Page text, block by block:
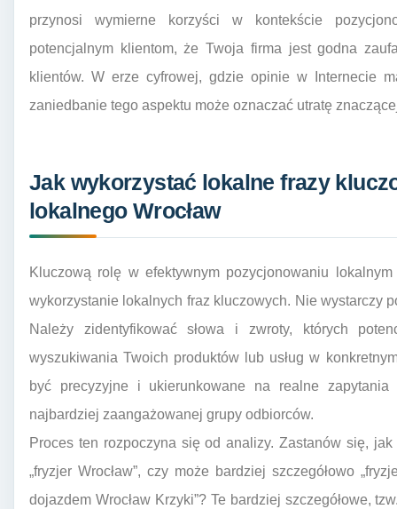
przynosi wymierne korzyści w kontekście
potencjalnym klientom, że Twoja firma jest godna
klientów. W erze cyfrowej, gdzie opinie w Internecie
zaniedbanie tego aspektu może oznaczać utratę
Jak wykorzystać lokalne frazy
lokalnego Wrocław
Kluczową rolę w efektywnym pozycjonowaniu
wykorzystanie lokalnych fraz kluczowych. Nie wystarczy
Należy zidentyfikować słowa i zwroty, których
wyszukiwania Twoich produktów lub usług w
być precyzyjne i ukierunkowane na realne
najbardziej zaangażowanej grupy odbiorców.
Proces ten rozpoczyna się od analizy. Zastanów się, jak
„fryzjer Wrocław”, czy może bardziej szczegółowo
dojazdem Wrocław Krzyki”? Te bardziej szczegółowe,